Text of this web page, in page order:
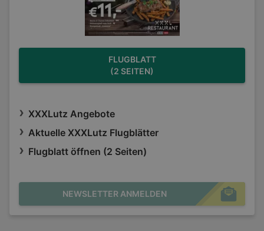
FLUGBLATT
(2 SEITEN)
XXXLutz Angebote
Aktuelle XXXLutz Flugblätter
Flugblatt öffnen (2 Seiten)
NEWSLETTER ANMELDEN